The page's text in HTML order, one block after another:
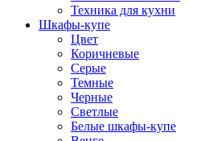
Техника для кухни
Шкафы-купе
Цвет
Коричневые
Серые
Темные
Черные
Светлые
Белые шкафы-купе